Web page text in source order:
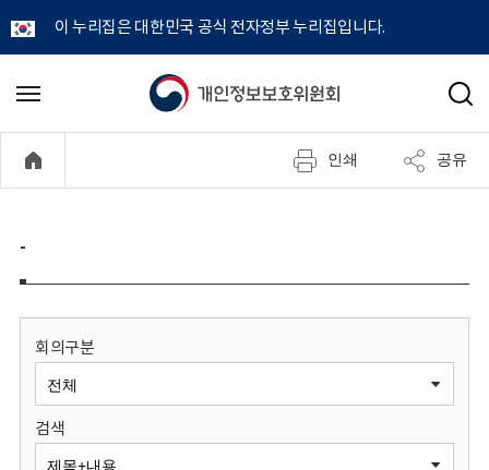
이 누리집은 대한민국 공식 전자정부 누리집입니다.
개
정
보
원
메
기
검
인쇄 공유
-
회의구분
검색